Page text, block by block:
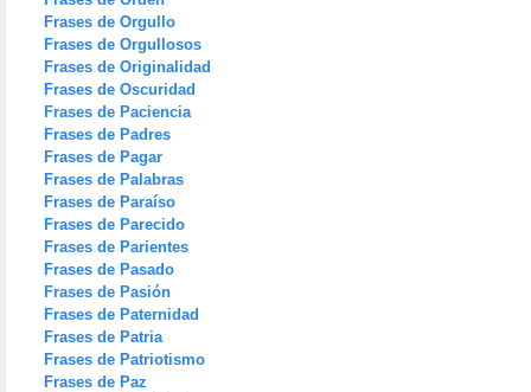
Frases de Orgullo
Frases de Orgullosos
Frases de Originalidad
Frases de Oscuridad
Frases de Paciencia
Frases de Padres
Frases de Pagar
Frases de Palabras
Frases de Paraíso
Frases de Parecido
Frases de Parientes
Frases de Pasado
Frases de Pasión
Frases de Paternidad
Frases de Patria
Frases de Patriotismo
Frases de Paz